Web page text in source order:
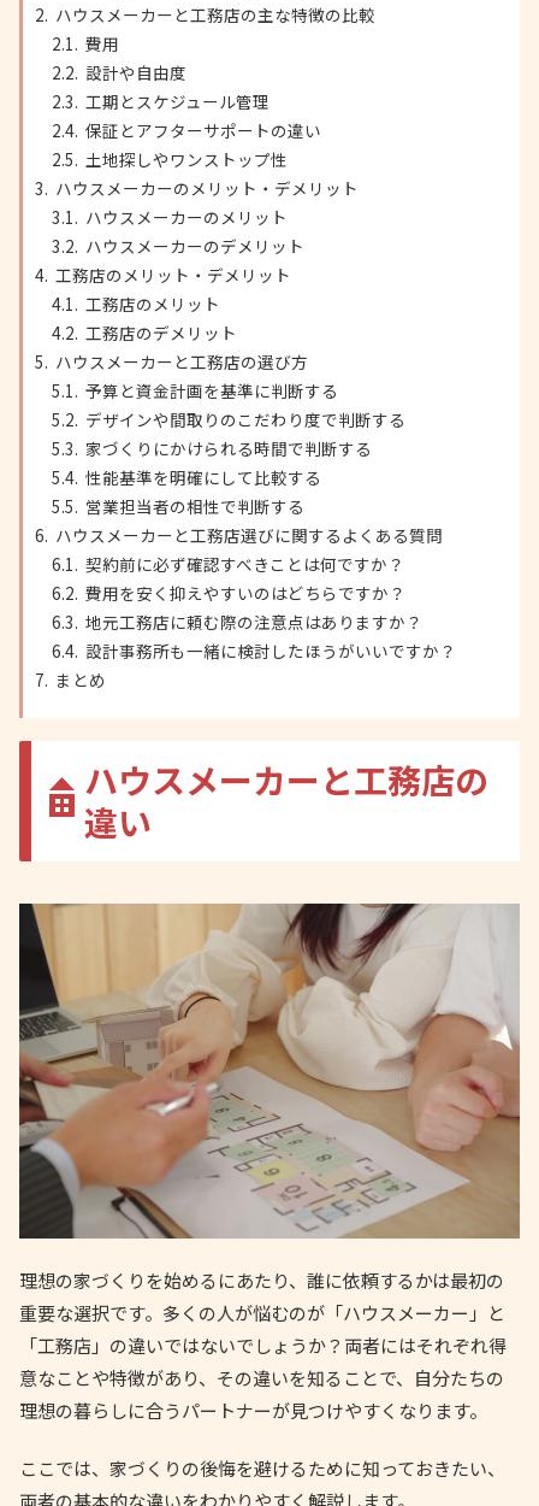
ハウスメーカーと工務店の主な特徴の比較
費用
設計や自由度
工期とスケジュール管理
保証とアフターサポートの違い
土地探しやワンストップ性
ハウスメーカーのメリット・デメリット
ハウスメーカーのメリット
ハウスメーカーのデメリット
工務店のメリット・デメリット
工務店のメリット
工務店のデメリット
ハウスメーカーと工務店の選び方
予算と資金計画を基準に判断する
デザインや間取りのこだわり度で判断する
家づくりにかけられる時間で判断する
性能基準を明確にして比較する
営業担当者の相性で判断する
ハウスメーカーと工務店選びに関するよくある質問
契約前に必ず確認すべきことは何ですか？
費用を安く抑えやすいのはどちらですか？
地元工務店に頼む際の注意点はありますか？
設計事務所も一緒に検討したほうがいいですか？
まとめ
ハウスメーカーと工務店の
違い
理想の家づくりを始めるにあたり、誰に依頼するかは最初の
重要な選択です。多くの人が悩むのが「ハウスメーカー」と
「工務店」の違いではないでしょうか？両者にはそれぞれ得
意なことや特徴があり、その違いを知ることで、自分たちの
理想の暮らしに合うパートナーが見つけやすくなります。
ここでは、家づくりの後悔を避けるために知っておきたい、
両者の基本的な違いをわかりやすく解説します。